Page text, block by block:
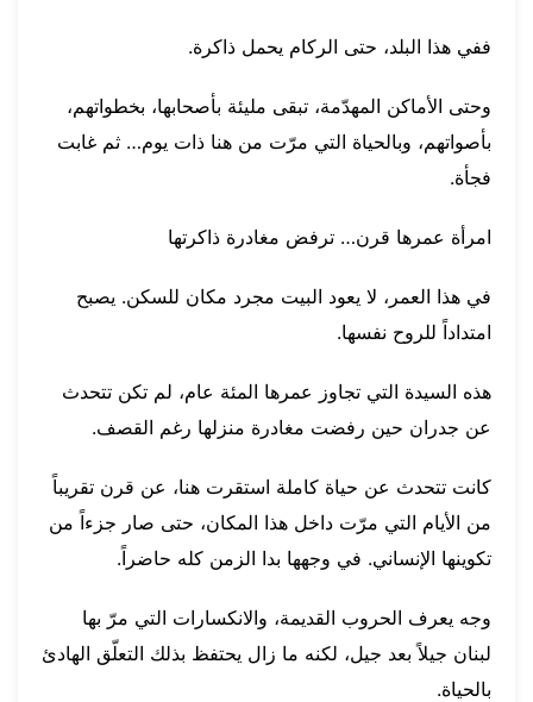
ففي هذا البلد، حتى الركام يحمل ذاكرة.
وحتى الأماكن المهدّمة، تبقى مليئة بأصحابها، بخطواتهم،
بأصواتهم، وبالحياة التي مرّت من هنا ذات يوم… ثم غابت
فجأة.
امرأة عمرها قرن… ترفض مغادرة ذاكرتها
في هذا العمر، لا يعود البيت مجرد مكان للسكن. يصبح
امتداداً للروح نفسها.
هذه السيدة التي تجاوز عمرها المئة عام، لم تكن تتحدث
عن جدران حين رفضت مغادرة منزلها رغم القصف.
كانت تتحدث عن حياة كاملة استقرت هنا، عن قرن تقريباً
من الأيام التي مرّت داخل هذا المكان، حتى صار جزءاً من
تكوينها الإنساني. في وجهها بدا الزمن كله حاضراً.
وجه يعرف الحروب القديمة، والانكسارات التي مرّ بها
لبنان جيلاً بعد جيل، لكنه ما زال يحتفظ بذلك التعلّق الهادئ
بالحياة.